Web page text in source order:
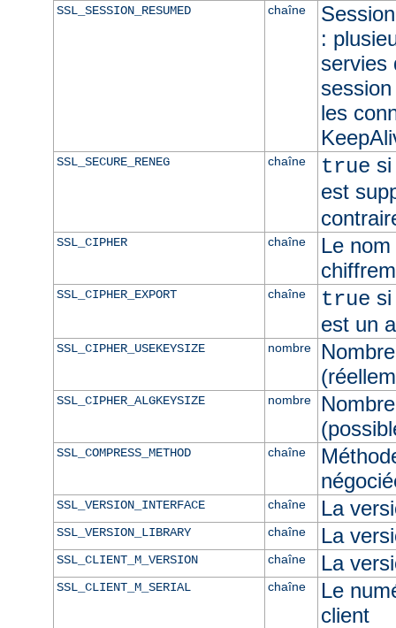
SSL_SESSION_RESUMED chaîne
:
servies
les
SSL_SECURE_RENEG chaîne true
est
SSL_CIPHER chaîne
Le
SSL_CIPHER_EXPORT chaîne true
est un
SSL_CIPHER_USEKEYSIZE nombre
SSL_CIPHER_ALGKEYSIZE nombre
SSL_COMPRESS_METHOD chaîne
SSL_VERSION_INTERFACE chaîne La
SSL_VERSION_LIBRARY chaîne La
SSL_CLIENT_M_VERSION chaîne La
SSL_CLIENT_M_SERIAL chaîne
Le
client